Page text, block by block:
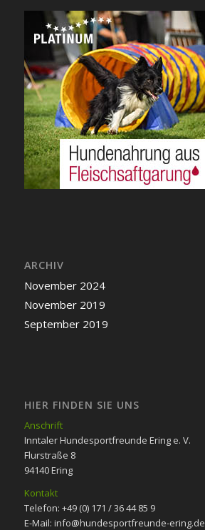
ARCHIV
November 2024
November 2019
September 2019
HIER FINDEN SIE UNS
Anschrift
Inntaler Hundesportfreunde Ering e. V.
Flurstraße 8
94140 Ering
Kontakt
Telefon: +49 (0) 171 / 36 44 85 9
E-Mail: info@hundesportfreunde-ering.de